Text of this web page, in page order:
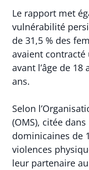
Le rapport met
vulnérabilité
de 31,5 % des
avaient
avant l’âge de 18
ans.
Selon
(OMS), citée
dominicaines de
violences
leur partenaire